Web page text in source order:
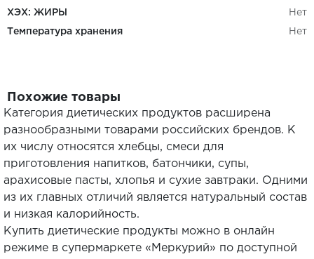
ХЭХ: ЖИРЫ Нет
Температура хранения Нет
Похожие товары
Категория диетических продуктов расширена
разнообразными товарами российских брендов. К
их числу относятся хлебцы, смеси для
приготовления напитков, батончики, супы,
арахисовые пасты, хлопья и сухие завтраки. Одними
из их главных отличий является натуральный состав
и низкая калорийность.
Купить диетические продукты можно в онлайн
режиме в супермаркете «Меркурий» по доступной